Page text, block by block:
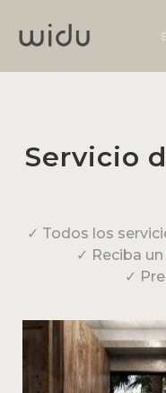
Servicio
✓ Todos los
✓ Reciba
✓